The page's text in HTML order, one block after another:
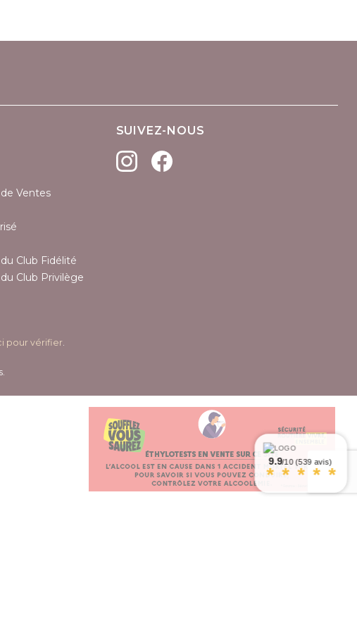
Ventes
Club Fidélité
Club Privilège
SUIVEZ-NOUS
pour vérifier.
9.9/10 (539 avis)
* * * * *